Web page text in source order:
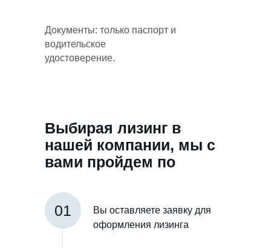
Документы: только паспорт и
водительское
удостоверение.
Выбирая лизинг в
нашей компании, мы с
вами пройдем по
01
Вы оставляете заявку для
оформления лизинга